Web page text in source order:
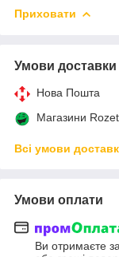
Приховати
Умови доставки
Нова Пошта
Магазини
Всі умови
Умови оплати
Ви отримаєте